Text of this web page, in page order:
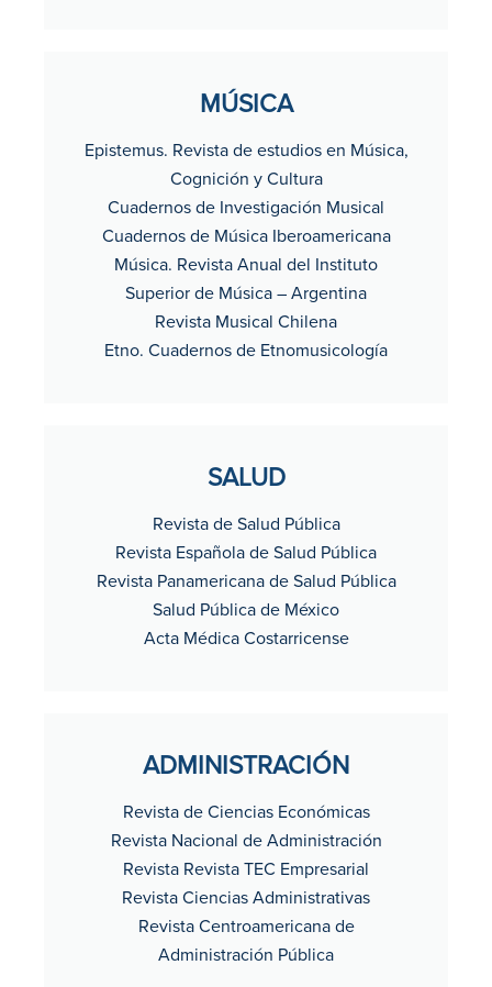
MÚSICA
Epistemus. Revista de estudios en Música,
Cognición y Cultura
Cuadernos de Investigación Musical
Cuadernos de Música Iberoamericana
Música. Revista Anual del Instituto
Superior de Música – Argentina
Revista Musical Chilena
Etno. Cuadernos de Etnomusicología
SALUD
Revista de Salud Pública
Revista Española de Salud Pública
Revista Panamericana de Salud Pública
Salud Pública de México
Acta Médica Costarricense
ADMINISTRACIÓN
Revista de Ciencias Económicas
Revista Nacional de Administración
Revista Revista TEC Empresarial
Revista Ciencias Administrativas
Revista Centroamericana de
Administración Pública